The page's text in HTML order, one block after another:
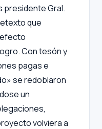
presidente Gral.
que
Con tesón y
pagas e
se redoblaron
un
volviera a